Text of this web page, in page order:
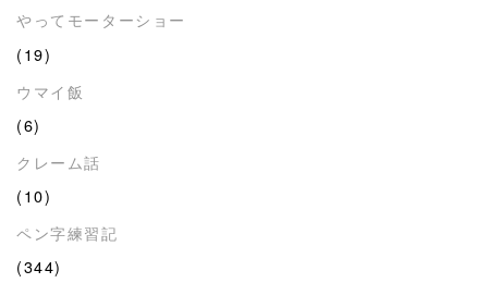
やってモーターショー
(19)
ウマイ飯
(6)
クレーム話
(10)
ペン字練習記
(344)